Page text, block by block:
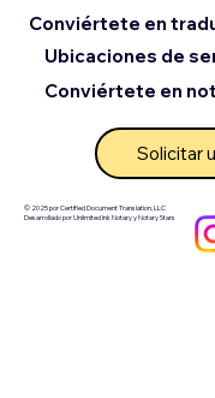
© 2025 por Certified Document Translation, LLC
Desarrollado por Unlimited Ink Notary y Notary Stars
Conviértete en
Ubicaciones de
Conviértete en
Solicitar